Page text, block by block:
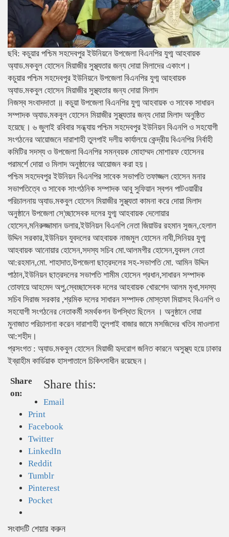
ছবি: কচুয়ার পশ্চিম সহদেবপুর ইউনিয়নে উপজেলা বিএনপির যুগ্ম আহবায়ক
অ্যাড.মকবুল হোসেন মিয়াজীর সুস্থ্যতার জন্য দোয়া মিলাদের একাংশ।
কচুয়ার পশ্চিম সহদেবপুর ইউনিয়নে উপজেলা বিএনপির যুগ্ম আহবায়ক
অ্যাড.মকবুল হোসেন মিয়াজীর সুস্থ্যতার জন্য দোয়া মিলাদ
নিজস্ব সংবাদদাতা ॥ কচুয়া উপজেলা বিএনপির যুগ্ম আহবায়ক ও সাবেক সাধারন
সম্পাদক অ্যাড.মকবুল হোসেন মিয়াজীর সুস্থ্যতার জন্য দোয়া মিলাদ অনুষ্ঠিত
হয়েছে। ৬ জুলাই রবিবার সন্ধ্যায় পশ্চিম সহদেবপুর ইউনিয়ন বিএনপি ও সহযোগী
সংগঠনের আয়োজনে দারাশাহী তুলপাই দলীয় কার্যালয়ে কেন্দ্রীয় বিএনপির নির্বাহী
কমিটির সদস্য ও উপজেলা বিএনপির সমন্বয়ক মোহাম্মদ মোশারফ হোসেনর
পরামর্শে দোয়া ও মিলাদ অনুষ্ঠানের আয়োজন করা হয়।
পশ্চিম সহদেবপুর ইউনিয়ন বিএনপির সাবেক সভাপতি তফাজ্জল হোসেন মনার
সভাপতিত্বে ও সাবেক সাংগঠনিক সম্পাদক আবু সুফিয়ান স্বপন পাটওয়ারীর
পরিচালনায় অ্যাড.মকবুল হোসেন মিয়াজীর সুস্থ্যতা কামনা করে দোয়া মিলাদ
অনুষ্ঠানে উপজেলা সে¦চ্ছাসেবক দলের যুগ্ম আহবায়ক দেলোয়ার
হোসেন,মনিরুজ্জামান ডলার,ইউনিয়ন বিএনপি নেতা জিয়াউর রহমান সুজন,হেলাল
উদ্দিন সরকার,ইউনিয়ন যুবদলের আহবায়ক নাজমুল হোসেন নাবী,সিনিয়র যুগ্ম
আহবায়ক আনোয়ার হোসেন,সদস্য সচিব মো.আলমগীর হোসেন,যুবদল নেতা
আ:রহমান,মো. শাহাদাত,উপজেলা ছাত্রদলের সহ-সভাপতি মো. আমিন উদ্দিন
পাঠান,ইউনিয়ন ছাত্রদলের সভাপতি শামীম হোসেন প্রধান,সাধারন সম্পাদক
তোফায়ে আহমেদ অপু,স্বেচ্ছাসেবক দলের আহবায়ক খোরশেদ আলম মৃধা,সদস্য
সচিব সিরাজ সরকার ,শ্রমিক দলের সাধারন সম্পাদক মোস্তফা মিয়াসহ বিএনপি ও
সহযোগী সংগঠনের নেতাকর্মী সমর্থকগন উপস্থিত ছিলেন । অনুষ্ঠানে দোয়া
মুনাজাত পরিচালানা করেন দারাশাহী তুলপাই বাজার জামে মসজিদের খতিব মাওলানা
আ:শহীদ।
প্রসংগত : অ্যাড.মকবুল হোসেন মিয়াজী হৃদরোগ জনিত কারনে অসুস্থ্য হয়ে ঢাকার
ইব্রাহীম কার্ডিয়াক হাসপাতালে চিকিৎসাধীন রয়েছেন।
Share
on:
Share this:
Email
Print
Facebook
Twitter
LinkedIn
Reddit
Tumblr
Pinterest
Pocket
সংবাদটি শেয়ার করুন